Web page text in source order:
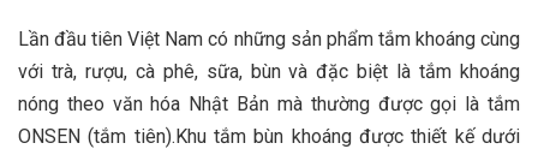
Lần đầu tiên Việt Nam có những sản phẩm tắm khoáng cùng
với trà, rượu, cà phê, sữa, bùn và đặc biệt là tắm khoáng
nóng theo văn hóa Nhật Bản mà thường được gọi là tắm
ONSEN (tắm tiên).Khu tắm bùn khoáng được thiết kế dưới